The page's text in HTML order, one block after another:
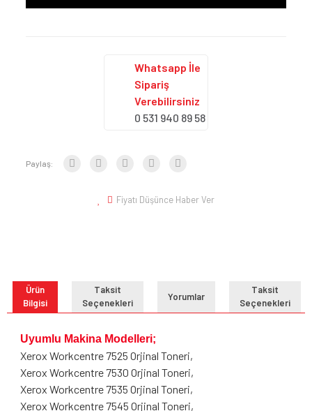
Whatsapp İle
Sipariş
Verebilirsiniz
0 531 940 89 58
Paylaş:
Fiyatı Düşünce Haber Ver
Ürün
Bilgisi
Taksit
Seçenekleri
Yorumlar
Taksit
Seçenekleri
Uyumlu Makina Modelleri;
Xerox Workcentre 7525 Orjinal Toneri,
Xerox Workcentre 7530 Orjinal Toneri,
Xerox Workcentre 7535 Orjinal Toneri,
Xerox Workcentre 7545 Orjinal Toneri,